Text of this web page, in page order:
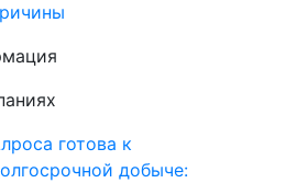
готова к
добыче: